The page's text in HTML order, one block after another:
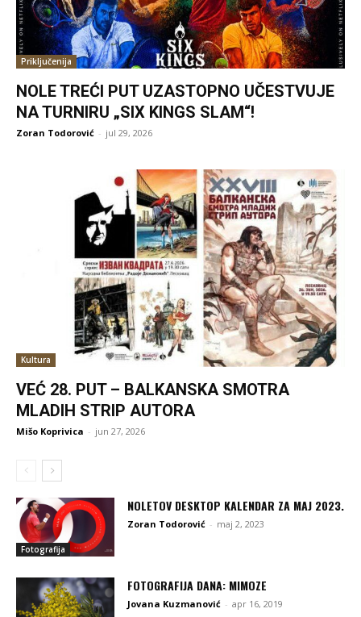
Priključenija
NOLE TREĆI PUT UZASTOPNO UČESTVUJE
NA TURNIRU „SIX KINGS SLAM“!
Zoran Todorović - jul 29, 2026
Kultura
VEĆ 28. PUT – BALKANSKA SMOTRA
MLADIH STRIP AUTORA
Mišo Koprivica - jun 27, 2026
Fotografija
NOLETOV DESKTOP KALENDAR ZA MAJ 2023.
Zoran Todorović - maj 2, 2023
FOTOGRAFIJA DANA: MIMOZE
Jovana Kuzmanović - apr 16, 2019